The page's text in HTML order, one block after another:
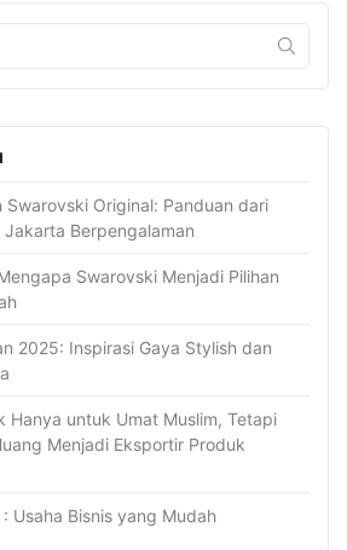
Original: Panduan dari
Jakarta Berpengalaman
Swarovski Menjadi Pilihan
2025: Inspirasi Gaya Stylish dan
Hanya untuk Umat Muslim, Tetapi
Menjadi Eksportir Produk
Usaha Bisnis yang Mudah